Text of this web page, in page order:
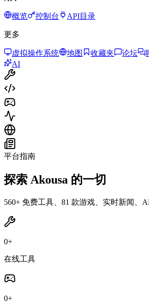
概览 控制台 API目录
更多
虚拟操作系统 地图 收藏夹 论坛
AI
平台指南
探索 Akousa 的一切
560+ 免费工具、81 款游戏、实时新闻、
0+
在线工具
0+